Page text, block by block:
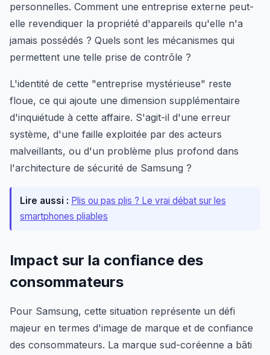
personnelles. Comment une entreprise externe peut-
elle revendiquer la propriété d'appareils qu'elle n'a
jamais possédés ? Quels sont les mécanismes qui
permettent une telle prise de contrôle ?
L'identité de cette "entreprise mystérieuse" reste
floue, ce qui ajoute une dimension supplémentaire
d'inquiétude à cette affaire. S'agit-il d'une erreur
système, d'une faille exploitée par des acteurs
malveillants, ou d'un problème plus profond dans
l'architecture de sécurité de Samsung ?
Lire aussi : Plis ou pas plis ? Le vrai débat sur les
smartphones pliables
Impact sur la confiance des
consommateurs
Pour Samsung, cette situation représente un défi
majeur en termes d'image de marque et de confiance
des consommateurs. La marque sud-coréenne a bâti